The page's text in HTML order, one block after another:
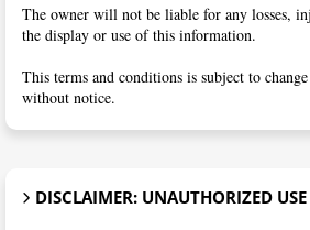
The owner will not be liable for any losses,
the display or use of this information.
This terms and conditions is subject to
without notice.
DISCLAIMER: UNAUTHORIZED